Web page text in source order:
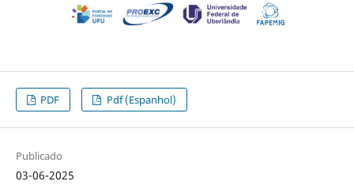
PDF Pdf (Espanhol)
Publicado
03-06-2025